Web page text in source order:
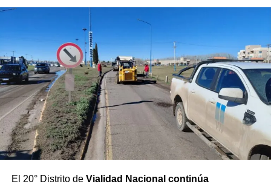
El 20° Distrito de Vialidad Nacional continúa